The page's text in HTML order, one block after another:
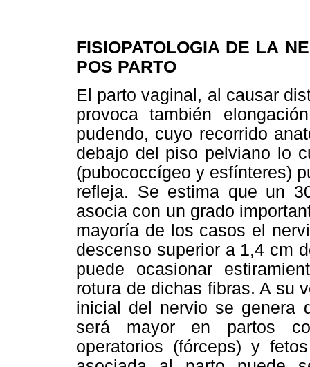
FISIOPATOLOGIA DE LA
POS PARTO
El parto vaginal, al causar
provoca también
pudendo, cuyo recorrido
debajo del piso pelviano lo
(pubococcígeo y esfínteres)
refleja. Se estima que un
asocia con un grado
mayoría de los casos el
descenso superior a 1,4 cm
puede ocasionar
rotura de dichas fibras. A su
inicial del nervio se genera
será mayor en partos
operatorios (fórceps) y